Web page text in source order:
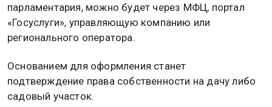
парламентария, можно будет через МФЦ, портал
«Госуслуги», управляющую компанию или
регионального оператора.
Основанием для оформления станет
подтверждение права собственности на дачу либо
садовый участок.